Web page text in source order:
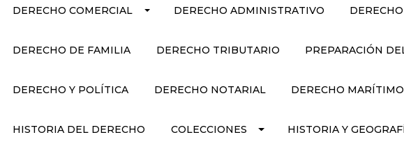
DERECHO COMERCIAL DERECHO ADMINISTRATIVO
DERECHO DE FAMILIA DERECHO TRIBUTARIO PREPARACIÓN
DERECHO Y POLÍTICA DERECHO NOTARIAL DERECHO MARÍTIMO
HISTORIA DEL DERECHO COLECCIONES HISTORIA Y